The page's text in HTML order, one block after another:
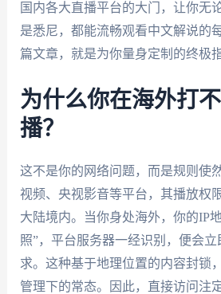
国内各大直播平台的大门，让你无
是悉尼，都能流畅观看中文解说的
篇文章，就是为你量身定制的终极指
为什么你在海外打
播？
这不是你的网络问题，而是规则使
视频、央视影音等平台，其播放权
大陆境内。当你身处海外，你的IP
照”，平台服务器一经识别，便会
求。这种基于地理位置的内容封锁
管理下的常态。因此，直接访问注